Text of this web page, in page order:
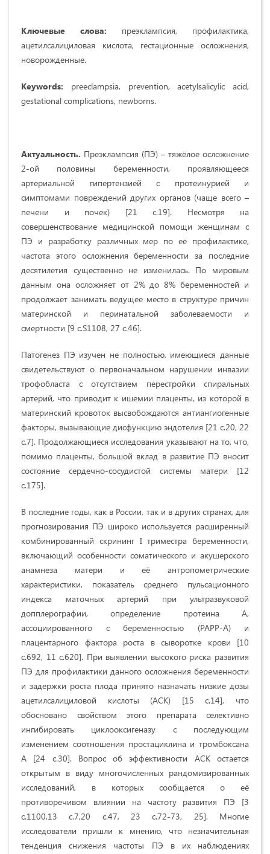
Ключевые слова: преэклампсия, профилактика,
ацетилсалициловая кислота, гестационные осложнения,
новорожденные.
Keywords: preeclampsia, prevention, acetylsalicylic acid,
gestational complications, newborns.
Актуальность. Преэклампсия (ПЭ) – тяжёлое осложнение
2-ой половины беременности, проявляющееся
артериальной гипертензией с протеинурией и
симптомами повреждений других органов (чаще всего –
печени и почек) [21 с.19]. Несмотря на
совершенствование медицинской помощи женщинам с
ПЭ и разработку различных мер по её профилактике,
частота этого осложнения беременности за последние
десятилетия существенно не изменилась. По мировым
данным она осложняет от 2% до 8% беременностей и
продолжает занимать ведущее место в структуре причин
материнской и перинатальной заболеваемости и
смертности [9 с.S1108, 27 с.46].
Патогенез ПЭ изучен не полностью, имеющиеся данные
свидетельствуют о первоначальном нарушении инвазии
трофобласта с отсутствием перестройки спиральных
артерий, что приводит к ишемии плаценты, из которой в
материнский кровоток высвобождаются антиангиогенные
факторы, вызывающие дисфункцию эндотелия [21 с.20, 22
с.7]. Продолжающиеся исследования указывают на то, что,
помимо плаценты, большой вклад в развитие ПЭ вносит
состояние сердечно-сосудистой системы матери [12
с.175].
В последние годы, как в России, так и в других странах, для
прогнозирования ПЭ широко используется расширенный
комбинированный скрининг Iтриместра беременности,
включающий особенности соматического и акушерского
анамнеза матери и её антропометрические
характеристики, показатель среднего пульсационного
индекса маточных артерий при ультразвуковой
допплерографии, определение протеина А,
ассоциированного с беременностью (PAPP-A) и
плацентарного фактора роста в сыворотке крови [10
с.692, 11 с.620]. При выявлении высокого риска развития
ПЭ для профилактики данного осложнения беременности
и задержки роста плода принято назначать низкие дозы
ацетилсалициловой кислоты (АСК) [15c.14], что
обосновано свойством этого препарата селективно
ингибировать циклооксигеназу с последующим
изменением соотношения простациклина и тромбоксана
А [24 с.30]. Вопрос об эффективности АСК остается
открытым в виду многочисленных рандомизированных
исследований, в которых сообщается о её
противоречивом влиянии на частоту развития ПЭ [3
с.1100,13 с.7,20 с.47, 23 с.72-73, 25]. Многие
исследователи пришли к мнению, что незначительная
тенденция снижения частоты ПЭ в их наблюдениях